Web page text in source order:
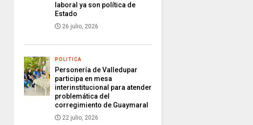
laboral ya son política de
Estado
26 julio, 2026
POLITICA
Personería de Valledupar
participa en mesa
interinstitucional para atender
problemática del
corregimiento de Guaymaral
22 julio, 2026